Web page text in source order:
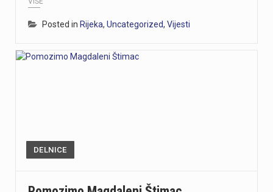
Posted in Rijeka, Uncategorized, Vijesti
DELNICE